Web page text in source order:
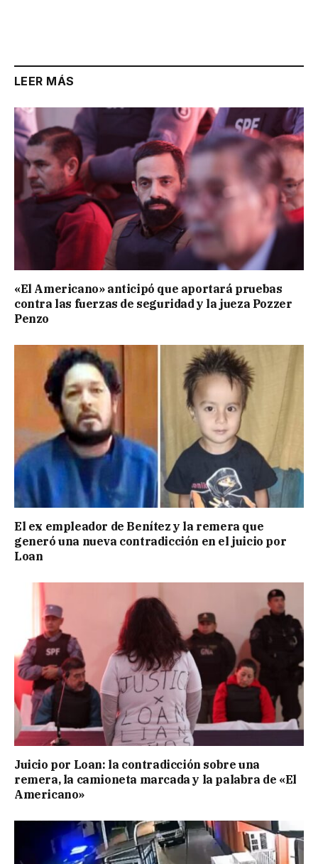
LEER MÁS
«El Americano» anticipó que aportará pruebas
contra las fuerzas de seguridad y la jueza Pozzer
Penzo
El ex empleador de Benítez y la remera que
generó una nueva contradicción en el juicio por
Loan
Juicio por Loan: la contradicción sobre una
remera, la camioneta marcada y la palabra de «El
Americano»